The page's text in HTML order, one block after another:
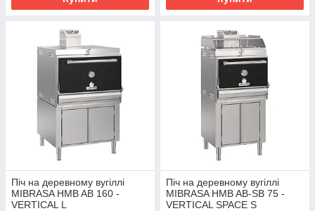
Піч на деревному вугіллі
MIBRASA HMB AB 160 -
VERTICAL L
Піч на деревному вугіллі
MIBRASA HMB AB-SB 75 -
VERTICAL SPACE S